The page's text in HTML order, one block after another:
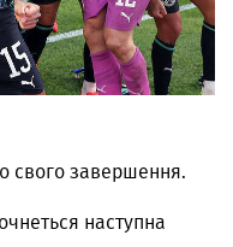
свого завершення.
наступна